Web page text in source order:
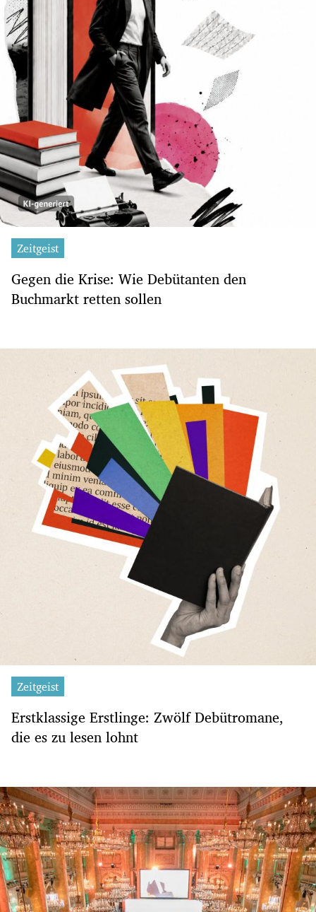
Zeitgeist
Gegen die Krise: Wie Debütanten den
Buchmarkt retten sollen
Zeitgeist
Erstklassige Erstlinge: Zwölf Debütromane,
die es zu lesen lohnt